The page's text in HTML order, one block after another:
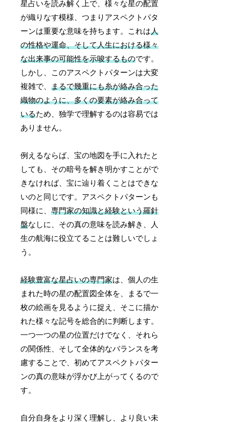
星占いを読み解く上で、様々な星の配置
が織りなす模様、つまりアスペクトパタ
ーンは重要な意味を持ちます。これは人
の性格や運命、そして人生における様々
な出来事の可能性を示唆するものです。
しかし、このアスペクトパターンは大変
複雑で、まるで幾重にも糸が絡み合った
織物のように、多くの要素が絡み合って
いるため、独学で理解するのは容易では
ありません。
例えるならば、宝の地図を手に入れたと
しても、その暗号を解き明かすことがで
きなければ、宝に辿り着くことはできな
いのと同じです。アスペクトパターンも
同様に、専門家の知識と経験という羅針
盤なしに、その真の意味を読み解き、人
生の航海に役立てることは難しいでしょ
う。
経験豊富な星占いの専門家は、個人の生
まれた時の星の配置図全体を、まるで一
枚の絵画を見るように捉え、そこに描か
れた様々な記号を総合的に判断します。
一つ一つの星の位置だけでなく、それら
の関係性、そして全体的なバランスを考
慮することで、初めてアスペクトパター
ンの真の意味が浮かび上がってくるので
す。
自分自身をより深く理解し、より良い未